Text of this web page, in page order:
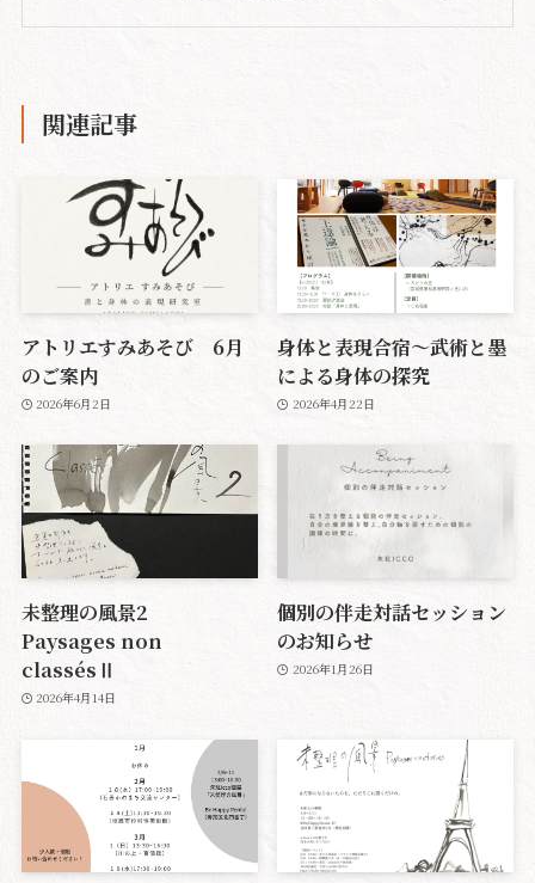
関連記事
アトリエすみあそび 6月
のご案内
2026年6月2日
身体と表現合宿〜武術と墨
による身体の探究
2026年4月22日
未整理の風景2
Paysages non
classésⅡ
2026年4月14日
個別の伴走対話セッション
のお知らせ
2026年1月26日